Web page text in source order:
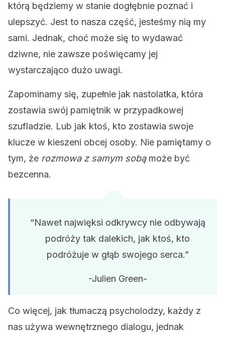
którą będziemy w stanie dogłębnie poznać i
ulepszyć. Jest to nasza część, jesteśmy nią my
sami. Jednak, choć może się to wydawać
dziwne, nie zawsze poświęcamy jej
wystarczająco dużo uwagi.
Zapominamy się, zupełnie jak nastolatka, która
zostawia swój pamiętnik w przypadkowej
szufladzie. Lub jak ktoś, kto zostawia swoje
klucze w kieszeni obcej osoby. Nie pamiętamy o
tym, że rozmowa z samym sobąmoże być
bezcenna.
“Nawet najwięksi odkrywcy nie odbywają
podróży tak dalekich, jak ktoś, kto
podróżuje w głąb swojego serca.”
-Julien Green-
Co więcej, jak tłumaczą psycholodzy, każdy z
nas używa wewnętrznego dialogu, jednak